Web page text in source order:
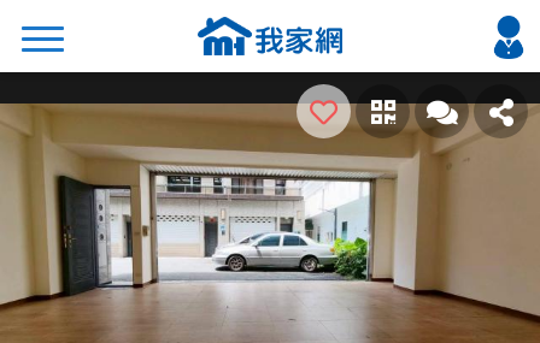
搜尋
熱門關鍵字
2026 台北降價好屋限量釋出
2026 新北降價好屋限量釋出
2026 台中降價好屋限量釋出
2026 台南降價好屋限量釋出